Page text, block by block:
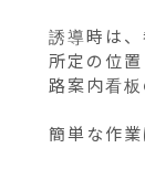
誘導時は
所定の位
路案内看
簡単な作